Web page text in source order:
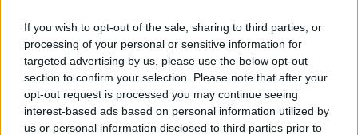
If you wish to opt-out of the sale, sharing to third parties, or
processing of your personal or sensitive information for
targeted advertising by us, please use the below opt-out
section to confirm your selection. Please note that after your
opt-out request is processed you may continue seeing
interest-based ads based on personal information utilized by
us or personal information disclosed to third parties prior to
Dále čtěte |
Polička na Svitavsku staví v
Liboháji pietní místo na
bývalém popravišti